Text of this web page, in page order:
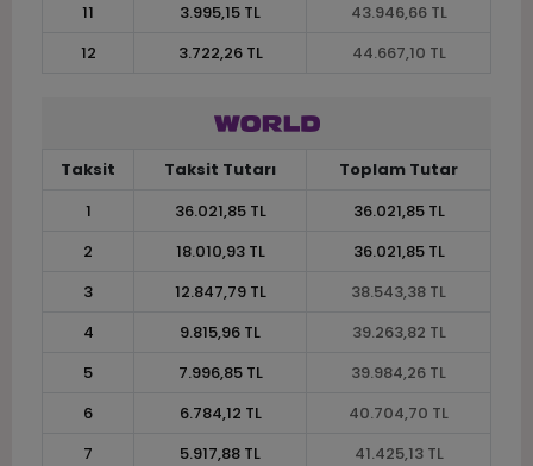
11
3.995,15 TL
43.946,66 TL
12
3.722,26 TL 44.667,10 TL
Taksit Taksit Tutarı
Toplam Tutar
1
36.021,85 TL
36.021,85 TL
2
18.010,93 TL
36.021,85 TL
3
12.847,79 TL
38.543,38 TL
4
9.815,96 TL
39.263,82 TL
5
7.996,85 TL
39.984,26 TL
6
6.784,12 TL
40.704,70 TL
7
5.917,88 TL
41.425,13 TL